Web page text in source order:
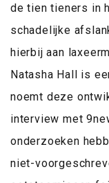
de tien tieners in
schadelijke
hierbij aan
Natasha Hall is
noemt deze
interview met
onderzoeken
niet-